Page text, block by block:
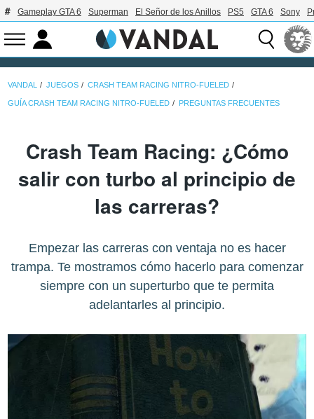
Gameplay GTA 6 Superman El Señor de los Anillos PS5 GTA 6 Sony
VANDAL JUEGOS CRASH TEAM RACING NITRO-FUELED
GUÍA CRASH TEAM RACING NITRO-FUELED PREGUNTAS FRECUENTES
Crash Team Racing: ¿Cómo
salir con turbo al principio de
las carreras?
Empezar las carreras con ventaja no es hacer
trampa. Te mostramos cómo hacerlo para comenzar
siempre con un superturbo que te permita
adelantarles al principio.